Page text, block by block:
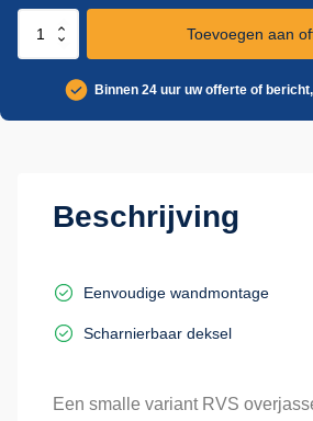
Overjassen
Toevoegen aan
Binnen 24 uur uw offerte of
Beschrijving
Eenvoudige wandmontage
Scharnierbaar deksel
Een smalle variant RVS